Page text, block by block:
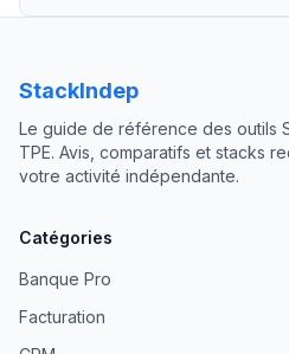
StackIndep
Le guide de référence des outils
TPE. Avis, comparatifs et stacks
votre activité indépendante.
Catégories
Banque Pro
Facturation